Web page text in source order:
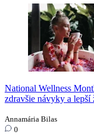
National Wellness
zdravšie návyky a lepší
Annamária Bilas
0